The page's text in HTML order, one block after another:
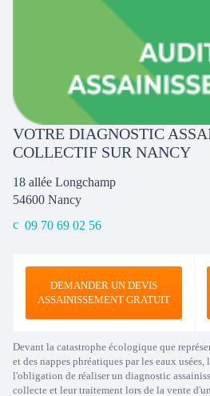
VOTRE DIAGNOSTIC
COLLECTIF SUR NANCY
18 allée Longchamp
54600 Nancy
09 70 69 02 56
DEMANDER UN DEVIS
ASSAINISSEMENT GRATUIT
Devant la catastrophe écologique que
et des nappes phréatiques par les eaux
l'obligation de réaliser un diagnostic
collecte et leur traitement lors de la vente